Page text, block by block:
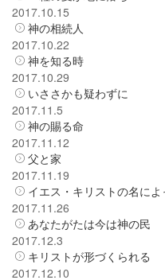
2017.10.15
神の相続人
2017.10.22
神を知る時
2017.10.29
いささかも疑わずに
2017.11.5
神の賜る命
2017.11.12
父と家
2017.11.19
イエス・キリストの名によ
2017.11.26
あなたがたは今は神の民
2017.12.3
キリストが形づくられる
2017.12.10